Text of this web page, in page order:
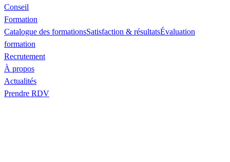
Conseil
Formation
Catalogue des formationsSatisfaction & résultatsÉvaluation
formation
Recrutement
À propos
Actualités
Prendre RDV